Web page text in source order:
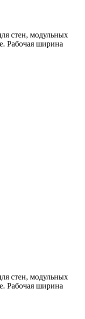
стен, модульных
Рабочая ширина
стен, модульных
Рабочая ширина